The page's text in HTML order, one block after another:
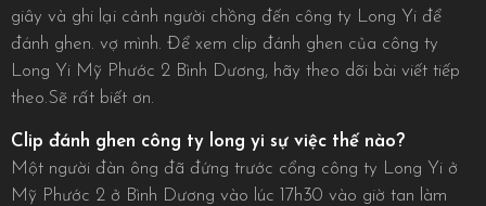
giây và ghi lại cảnh người chồng đến công ty Long Yi để
đánh ghen. vợ mình. Để xem clip đánh ghen của công ty
Long Yi Mỹ Phước 2 Bình Dương, hãy theo dõi bài viết tiếp
theo.Sẽ rất biết ơn.
Clip đánh ghen công ty long yi sự việc thế nào?
Một người đàn ông đã đứng trước cổng công ty Long Yi ở
Mỹ Phước 2 ở Bình Dương vào lúc 17h30 vào giờ tan làm